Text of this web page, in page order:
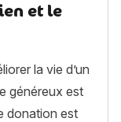
et le
la vie d’un
généreux est
donation est